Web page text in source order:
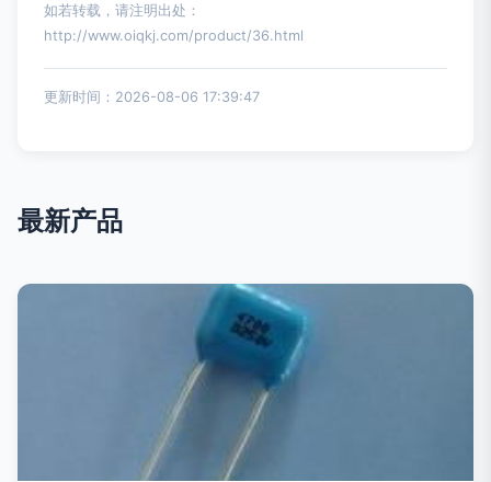
如若转载，请注明出处：
http://www.oiqkj.com/product/36.html
更新时间：2026-08-06 17:39:47
最新产品